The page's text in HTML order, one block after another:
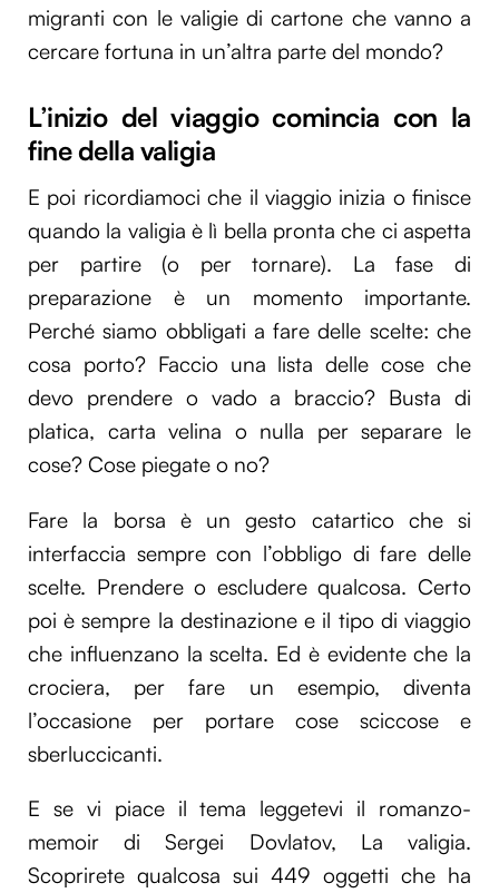
migranti con le valigie di cartone che vanno a
cercare fortuna in un’altra parte del mondo?
L’inizio del viaggio comincia con la
fine della valigia
E poi ricordiamoci che il viaggio inizia o finisce
quando la valigia è lì bella pronta che ci aspetta
per partire (o per tornare). La fase di
preparazione è un momento importante.
Perché siamo obbligati a fare delle scelte: che
cosa porto? Faccio una lista delle cose che
devo prendere o vado a braccio? Busta di
platica, carta velina o nulla per separare le
cose? Cose piegate o no?
Fare la borsa è un gesto catartico che si
interfaccia sempre con l’obbligo di fare delle
scelte. Prendere o escludere qualcosa. Certo
poi è sempre la destinazione e il tipo di viaggio
che influenzano la scelta. Ed è evidente che la
crociera, per fare un esempio, diventa
l’occasione per portare cose sciccose e
sberluccicanti.
E se vi piace il tema leggetevi il romanzo-
memoir di Sergei Dovlatov, La valigia.
Scoprirete qualcosa sui 449 oggetti che ha